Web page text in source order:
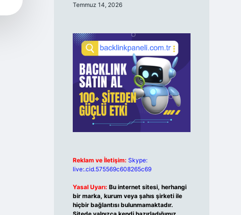
Temmuz 14, 2026
Reklam ve İletişim: Skype:
live:.cid.575569c608265c69
Yasal Uyarı: Bu internet sitesi, herhangi
bir marka, kurum veya şahıs şirketi ile
hiçbir bağlantısı bulunmamaktadır.